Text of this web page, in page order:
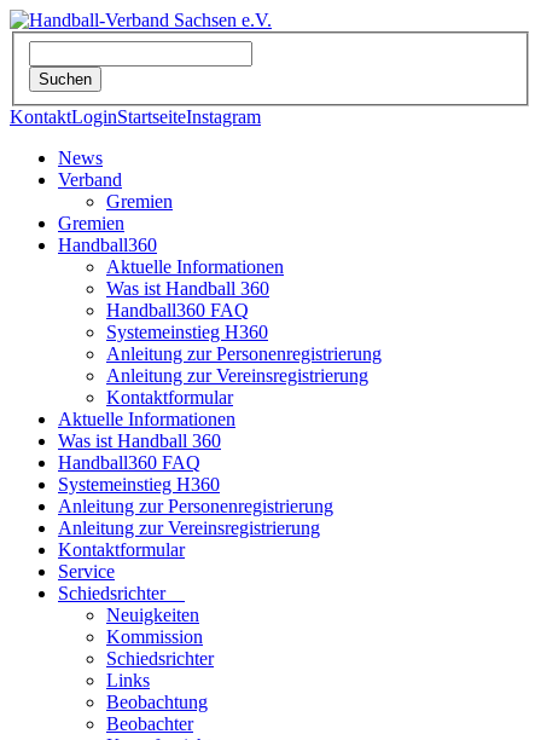
KontaktLoginStartseiteInstagram
News
Verband
Gremien
Gremien
Handball360
Aktuelle Informationen
Was ist Handball 360
Handball360 FAQ
Systemeinstieg H360
Anleitung zur Personenregistrierung
Anleitung zur Vereinsregistrierung
Kontaktformular
Aktuelle Informationen
Was ist Handball 360
Handball360 FAQ
Systemeinstieg H360
Anleitung zur Personenregistrierung
Anleitung zur Vereinsregistrierung
Kontaktformular
Service
Schiedsrichter
Neuigkeiten
Kommission
Schiedsrichter
Links
Beobachtung
Beobachter